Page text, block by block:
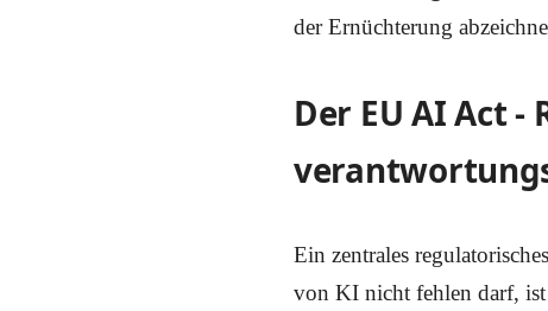
der Ernüchterung
Der EU AI Act -
Ein zentrales
von KI nicht fehlen darf,